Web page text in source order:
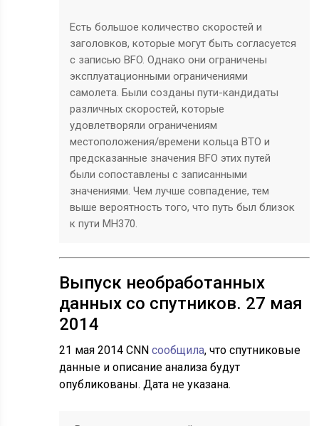
Есть большое количество скоростей и
заголовков, которые могут быть согласуется
с записью BFO. Однако они ограничены
эксплуатационными ограничениями
самолета. Были созданы пути-кандидаты
различных скоростей, которые
удовлетворяли ограничениям
местоположения/времени кольца BTO и
предсказанные значения BFO этих путей
были сопоставлены с записанными
значениями. Чем лучше совпадение, тем
выше вероятность того, что путь был близок
к пути MH370.
Выпуск необработанных
данных со спутников. 27 мая
2014
21 мая 2014 CNNсообщила, что спутниковые
данные и описание анализа будут
опубликованы. Дата не указана.